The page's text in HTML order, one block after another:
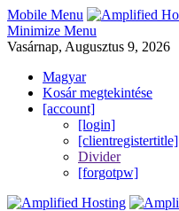
Mobile Menu
Minimize Menu
Vasárnap, Augusztus 9, 2026
Magyar
Kosár megtekintése
[account]
[login]
[clientregistertitle]
Divider
[forgotpw]